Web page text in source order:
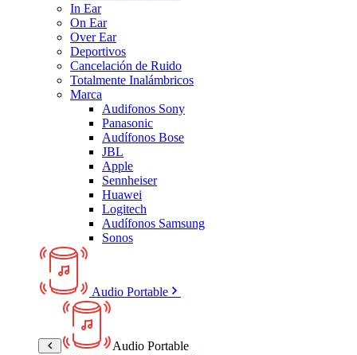
In Ear
On Ear
Over Ear
Deportivos
Cancelación de Ruido
Totalmente Inalámbricos
Marca
Audifonos Sony
Panasonic
Audífonos Bose
JBL
Apple
Sennheiser
Huawei
Logitech
Audífonos Samsung
Sonos
Audio Portable
Audio Portable